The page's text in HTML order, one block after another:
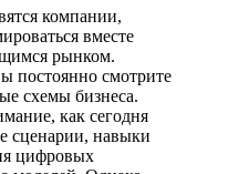
компании,
вместе
рынком.
постоянно смотрите
схемы бизнеса.
как сегодня
сценарии, навыки
цифровых